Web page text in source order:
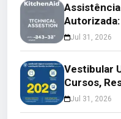
Jul 31, 2026
Vestibular
Cursos,
Jul 31, 2026